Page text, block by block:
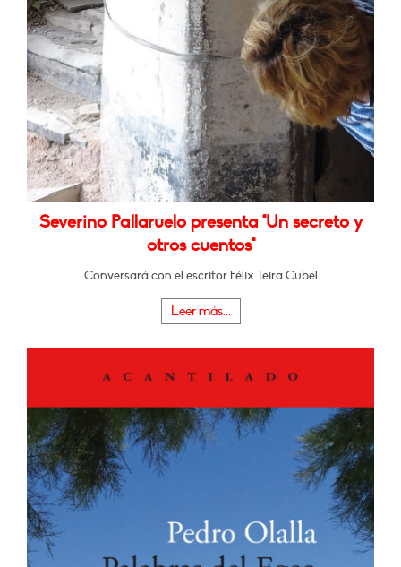
Severino Pallaruelo presenta "Un secreto y
otros cuentos"
Conversará con el escritor Félix Teira Cubel
Leer más...